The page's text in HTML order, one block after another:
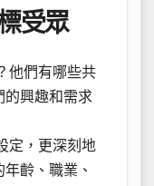
受眾
他們有哪些共
的興趣和需求
定，更深刻地
齡、職業、